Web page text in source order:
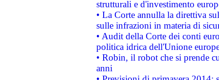
strutturali e d'investimento
• La Corte annulla la direttiva
sulle infrazioni in materia di
• Audit della Corte dei conti
politica idrica dell'Unione
• Robin, il robot che si prende
anni